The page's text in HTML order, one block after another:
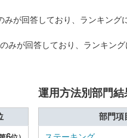
が回答しており、ランキング
が回答しており、ランキン
運用方法別部門結
部門項